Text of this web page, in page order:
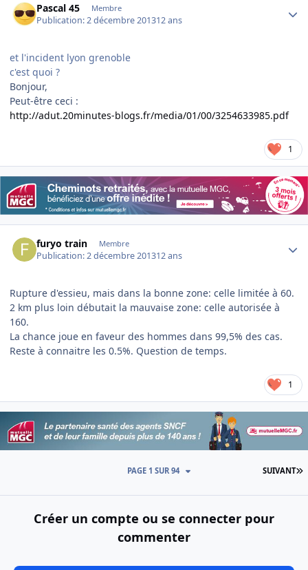
Pascal 45 Membre
Publication:2 décembre 201312 ans
et l'incident lyon grenoble
c'est quoi ?
Bonjour,
Peut-être ceci :
http://adut.20minutes-blogs.fr/media/01/00/3254633985.pdf
1
furyo train Membre
Publication:2 décembre 201312 ans
Rupture d'essieu, mais dans la bonne zone: celle limitée à 60.
2 km plus loin débutait la mauvaise zone: celle autorisée à
160.
La chance joue en faveur des hommes dans 99,5% des cas.
Reste à connaitre les 0.5%. Question de temps.
1
SUIVANT
PAGE 1 SUR 94
Créer un compte ou se connecter pour
commenter